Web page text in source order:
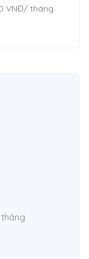
VNĐ/ tháng